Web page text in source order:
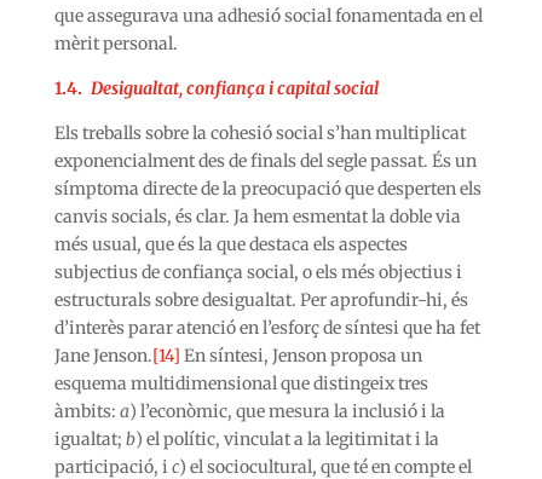
que assegurava una adhesió social fonamentada en el
mèrit personal.
1.4. Desigualtat, confiança i capital social
Els treballs sobre la cohesió social s’han multiplicat
exponencialment des de finals del segle passat. És un
símptoma directe de la preocupació que desperten els
canvis socials, és clar. Ja hem esmentat la doble via
més usual, que és la que destaca els aspectes
subjectius de confiança social, o els més objectius i
estructurals sobre desigualtat. Per aprofundir-hi, és
d’interès parar atenció en l’esforç de síntesi que ha fet
Jane Jenson.[14] En síntesi, Jenson proposa un
esquema multidimensional que distingeix tres
àmbits: a) l’econòmic, que mesura la inclusió i la
igualtat; b) el polític, vinculat a la legitimitat i la
participació, i c) el sociocultural, que té en compte el